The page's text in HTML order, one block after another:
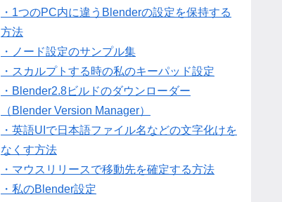
・1つのPC内に違うBlenderの設定を保持する
方法
・ノード設定のサンプル集
・スカルプトする時の私のキーパッド設定
・Blender2.8ビルドのダウンローダー
（Blender Version Manager）
・英語UIで日本語ファイル名などの文字化けを
なくす方法
・マウスリリースで移動先を確定する方法
・私のBlender設定